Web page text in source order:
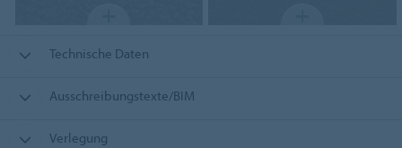
Technische Daten
Ausschreibungstexte/BIM
Verlegung